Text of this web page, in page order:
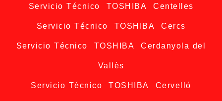
Servicio Técnico TOSHIBA Centelles
Servicio Técnico TOSHIBA Cercs
Servicio Técnico TOSHIBA Cerdanyola del
Vallès
Servicio Técnico TOSHIBA Cervelló